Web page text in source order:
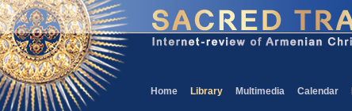
Home Library Multimedia Calendar